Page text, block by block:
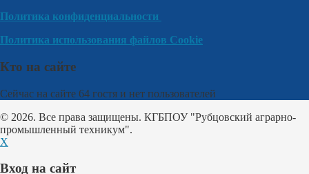
Политика конфиденциальности
Политика использования файлов Cookie
Кто на сайте
Сейчас на сайте 64 гостя и нет пользователей
© 2026. Все права защищены. КГБПОУ "Рубцовский аграрно-
промышленный техникум".
X
Вход на сайт